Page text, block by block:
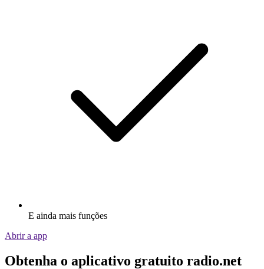
E ainda mais funções
Abrir a app
Obtenha o aplicativo gratuito radio.net